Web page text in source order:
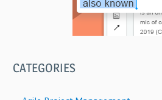
CATEGORIES